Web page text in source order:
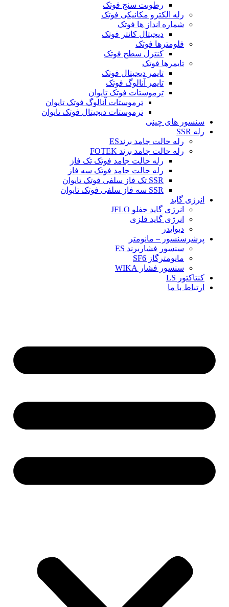
رطوبت سنج فوتک
رله الکترو مکانیکی فوتک
شماره انداز ها فوتک
دیجیتال کانتر فوتک
فلومترها فوتک
کنترل سطح فوتک
تایمرها فوتک
تایمر دیجیتال فوتک
تایمر آنالوگ فوتک
ترموستات فوتک تایوان
ترموستات آنالوگ فوتک تایوان
ترموستات دیجیتال فوتک تایوان
سنسور های چینی
رله SSR
رله حالت جامد برندES
رله حالت جامد برند FOTEK
رله حالت جامد فوتک تک فاز
رله حالت جامد فوتک سه فاز
SSR تک فاز سلفی فوتک تایوان
SSR سه فاز سلفی فوتک تایوان
انرژی گاید
انرژی گاید جفلو JFLO
انرژی گاید فلزی
دیوایدر
پرشرسنسور – مانومتر
سنسور فشاربرند ES
مانومترگاز SF6
سنسور فشار WIKA
کنتاکتور LS
ارتباط با ما